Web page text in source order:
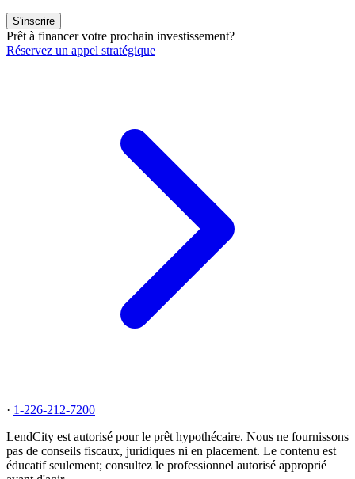
S'inscrire
Prêt à financer votre prochain investissement?
Réservez un appel stratégique
· 1-226-212-7200
LendCity est autorisé pour le prêt hypothécaire. Nous ne fournissons
pas de conseils fiscaux, juridiques ni en placement. Le contenu est
éducatif seulement; consultez le professionnel autorisé approprié